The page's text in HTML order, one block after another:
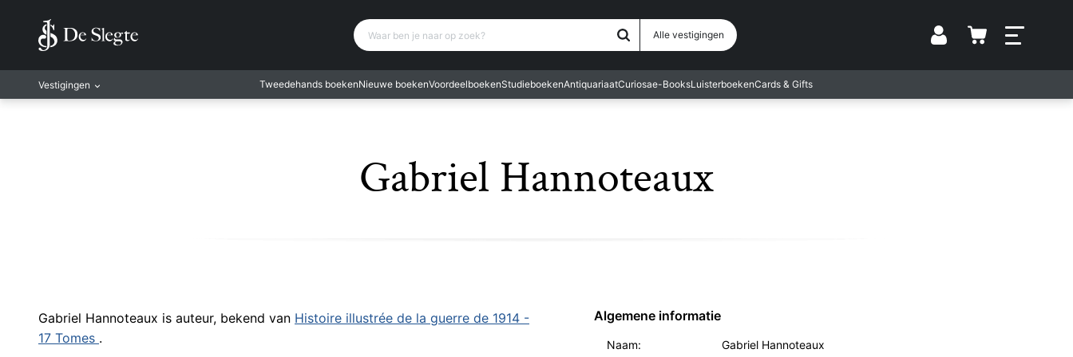
Alle vestigingen Vestiging
Waar ben je naar op zoek?
Tweedehands boekenNieuwe boekenVoordeelboekenStudieboekenAntiquariaatCuriosae-BooksLuisterboekenCards & Gifts
Vestigingen
Gabriel Hannoteaux
Gabriel Hannoteaux is auteur, bekend van Histoire illustrée de la guerre de 1914 -
17 Tomes .
Algemene informatie
Naam: Gabriel Hannoteaux